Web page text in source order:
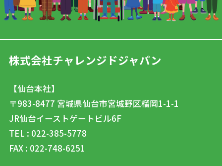
株式会社チャレンジドジャパン
【仙台本社】
〒983-8477 宮城県仙台市宮城野区榴岡1-1-1
JR仙台イーストゲートビル6F
TEL : 022-385-5778
FAX : 022-748-6251